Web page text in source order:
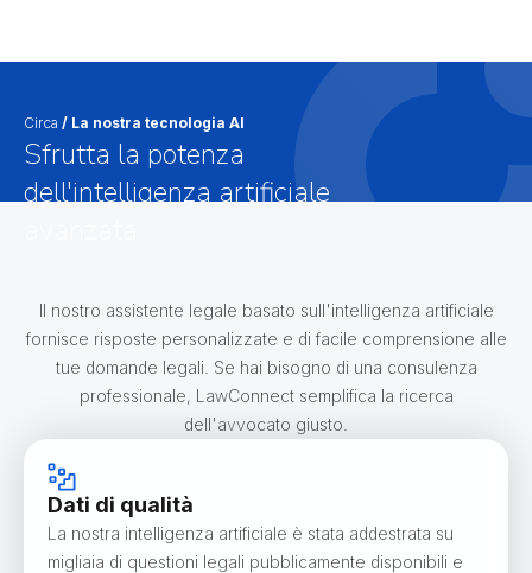
Circa / La nostra tecnologia AI
Sfrutta la potenza
dell'intelligenza artificiale
Il nostro assistente legale basato sull'intelligenza artificiale
fornisce risposte personalizzate e di facile comprensione alle
tue domande legali. Se hai bisogno di una consulenza
professionale, LawConnect semplifica la ricerca
dell'avvocato giusto.
Dati di qualità
La nostra intelligenza artificiale è stata addestrata su
migliaia di questioni legali pubblicamente disponibili e